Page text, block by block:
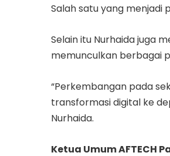
Salah satu yang menjadi
Selain itu Nurhaida juga
memunculkan berbagai
“Perkembangan pada
transformasi digital ke
Nurhaida.
Ketua Umum AFTECH